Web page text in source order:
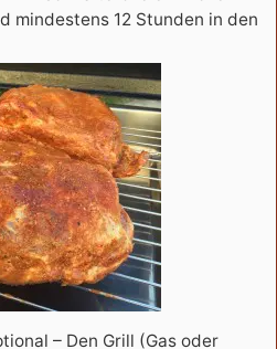
mindestens 12 Stunden in den
– Den Grill (Gas oder